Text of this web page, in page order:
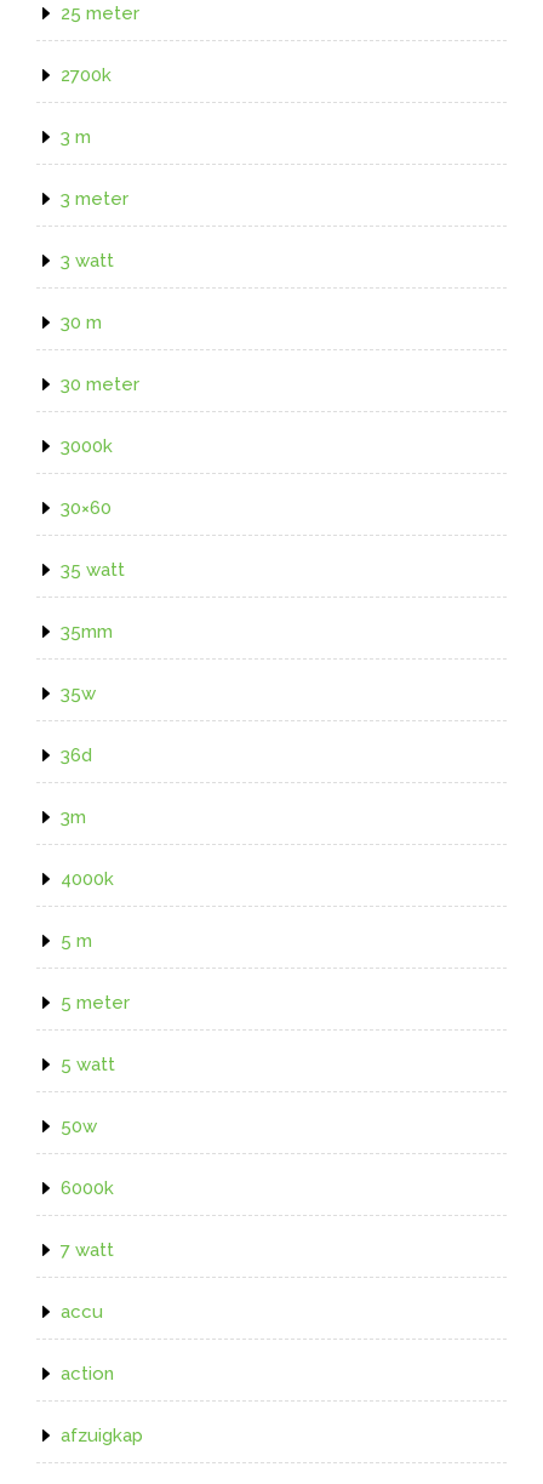
25 meter
2700k
3 m
3 meter
3 watt
30 m
30 meter
3000k
30×60
35 watt
35mm
35w
36d
3m
4000k
5 m
5 meter
5 watt
50w
6000k
7 watt
accu
action
afzuigkap